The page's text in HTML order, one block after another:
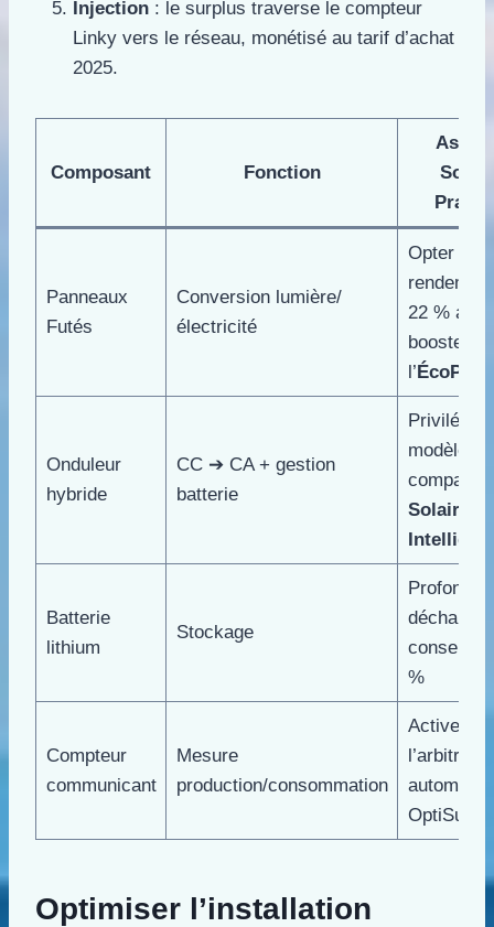
Injection : le surplus traverse le compteur
Linky vers le réseau, monétisé au tarif d’achat
2025.
Composant Fonction
Panneaux
Futés
Conversion lumière/
électricité
Opter
22 % afin
booster
l’
Onduleur
hybride
CC ➔ CA + gestion
batterie
Privilégier
modèle
Solaire
Batterie
lithium
Stockage
décharge
%
Compteur
communicant
Mesure
production/consommation
Active
l’arbitrage
OptiSun
Optimiser l’installation